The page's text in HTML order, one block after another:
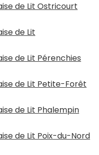
de Lit Ostricourt
de Lit
de Lit Pérenchies
de Lit Petite-Forêt
de Lit Phalempin
de Lit Poix-du-Nord